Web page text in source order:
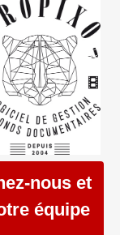
nous et
équipe